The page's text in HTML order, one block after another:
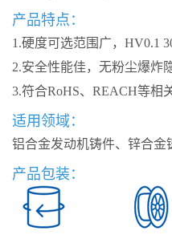
产品特点：
1.硬度可选范围广，HV0.1
2.安全性能佳，无粉尘爆炸
3.符合RoHS、REACH等相
适用领域：
铝合金发动机铸件、锌合金
产品包装：